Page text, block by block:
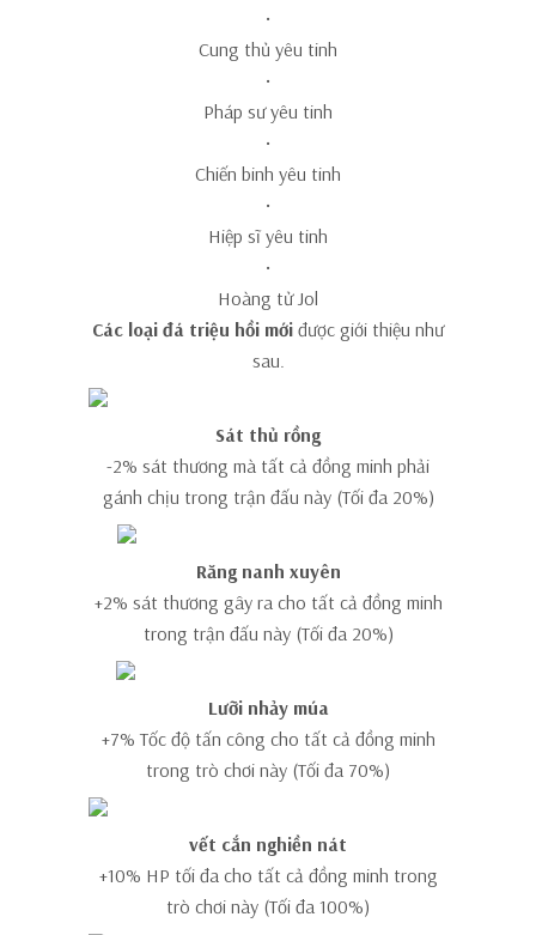
•
Cung thủ yêu tinh
•
Pháp sư yêu tinh
•
Chiến binh yêu tinh
•
Hiệp sĩ yêu tinh
•
Hoàng tử Jol
Các loại đá triệu hồi mới được giới thiệu như
sau.
Sát thủ rồng
-2% sát thương mà tất cả đồng minh phải
gánh chịu trong trận đấu này (Tối đa 20%)
Răng nanh xuyên
+2% sát thương gây ra cho tất cả đồng minh
trong trận đấu này (Tối đa 20%)
Lưỡi nhảy múa
+7% Tốc độ tấn công cho tất cả đồng minh
trong trò chơi này (Tối đa 70%)
vết cắn nghiền nát
+10% HP tối đa cho tất cả đồng minh trong
trò chơi này (Tối đa 100%)